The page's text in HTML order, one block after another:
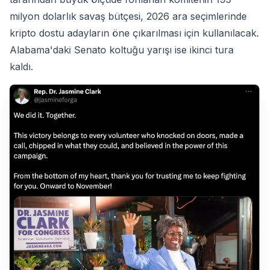
milyon dolarlık savaş bütçesi, 2026 ara seçimlerinde
kripto dostu adayların öne çıkarılması için kullanılacak.
Alabama'daki Senato koltuğu yarışı ise ikinci tura
kaldı.